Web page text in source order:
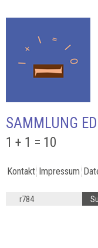
SAMMLUNG
1 + 1 = 10
Kontakt Impressum